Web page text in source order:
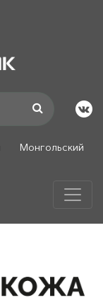
Монгольский